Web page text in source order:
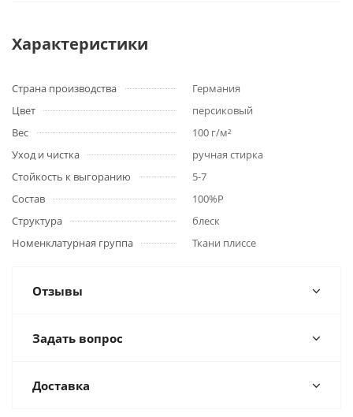
Характеристики
Страна производства
Германия
Цвет
персиковый
Вес
100 г/м²
Уход и чистка
ручная стирка
Стойкость к выгоранию
5-7
Состав
100%P
Структура
блеск
Номенклатурная группа
Ткани плиссе
Отзывы
Задать вопрос
Доставка